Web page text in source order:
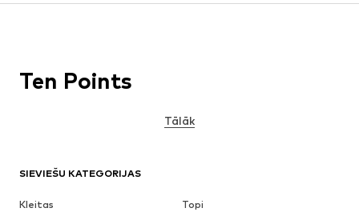
SIEVIEŠU KATEGORIJAS
Kleitas
Topi
Ten Points
Tālāk